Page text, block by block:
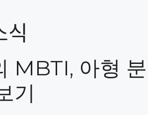
MBTI, 아형 분
기